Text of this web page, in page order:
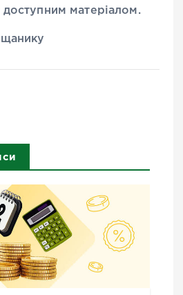
доступним матеріалом.